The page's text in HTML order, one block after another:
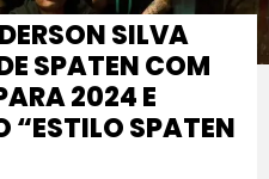
SILVA
SPATEN COM
2024 E
“ESTILO SPATEN